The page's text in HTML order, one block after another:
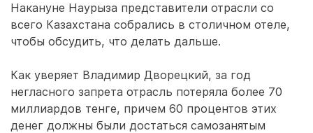
Накануне Наурыза представители отрасли со
всего Казахстана собрались в столичном отеле,
чтобы обсудить, что делать дальше.
Как уверяет Владимир Дворецкий, за год
негласного запрета отрасль потеряла более 70
миллиардов тенге, причем 60 процентов этих
денег должны были достаться самозанятым